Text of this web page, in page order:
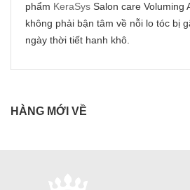
phẩm KeraSys Salon care Voluming
không phải bận tâm về nỗi lo tóc bị
ngày thời tiết hanh khô.
HÀNG MỚI VỀ